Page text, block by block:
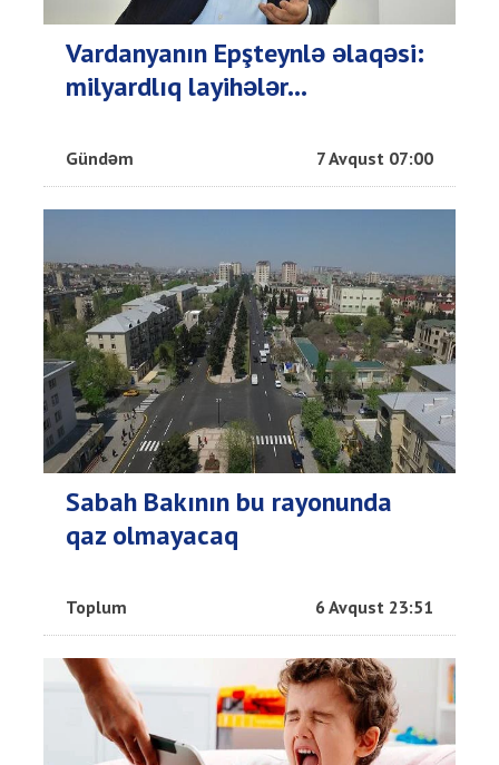
Vardanyanın Epşteynlə əlaqəsi:
milyardlıq layihələr...
Gündəm 7 Avqust 07:00
Sabah Bakının bu rayonunda
qaz olmayacaq
Toplum 6 Avqust 23:51